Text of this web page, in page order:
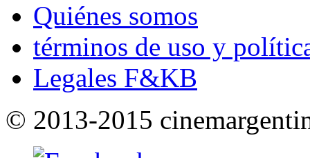
Quiénes somos
términos de uso y
Legales F&KB
© 2013-2015